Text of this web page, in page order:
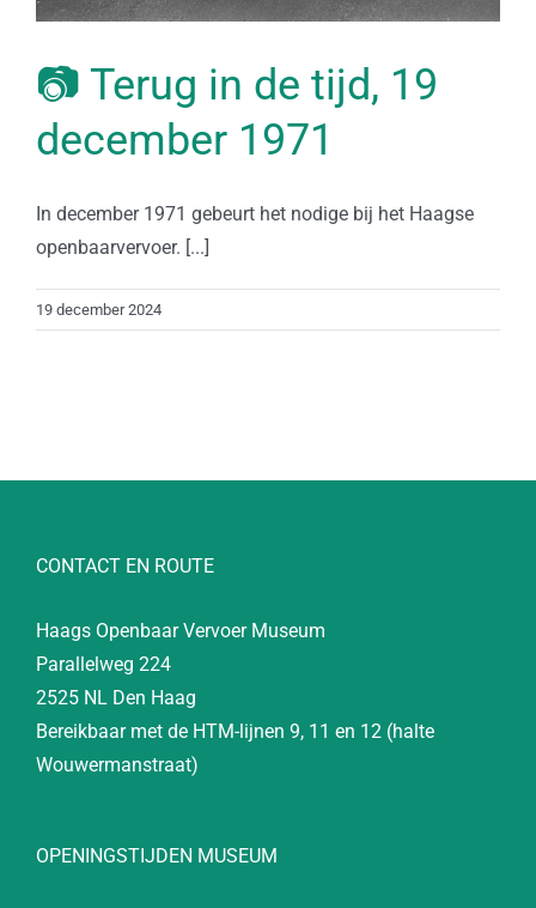
📷 Terug in de tijd, 19
december 1971
In december 1971 gebeurt het nodige bij het Haagse
openbaarvervoer. [...]
19 december 2024
CONTACT EN ROUTE
Haags Openbaar Vervoer Museum
Parallelweg 224
2525 NL Den Haag
Bereikbaar met de HTM-lijnen 9, 11 en 12 (halte
Wouwermanstraat)
OPENINGSTIJDEN MUSEUM